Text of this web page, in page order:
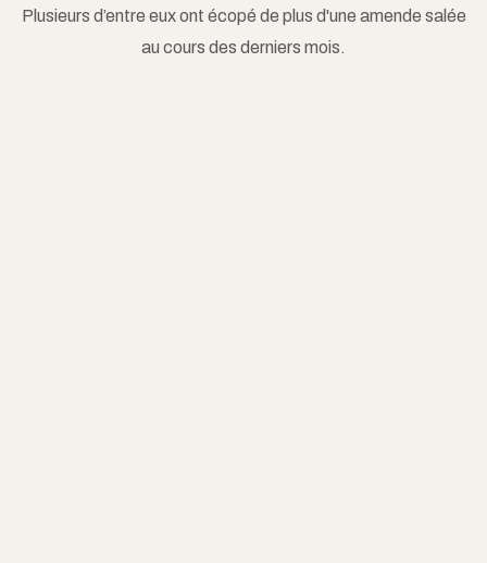
Plusieurs d’entre eux ont écopé de plus d'une amende salée
au cours des derniers mois.